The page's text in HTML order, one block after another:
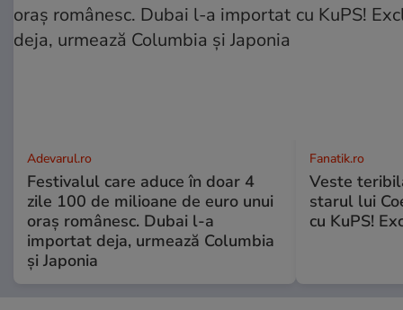
Adevarul.ro
Festivalul care aduce în doar 4
zile 100 de milioane de euro unui
oraș românesc. Dubai l-a
importat deja, urmează Columbia
și Japonia
Fanatik.ro
Veste
starul lui
cu KuPS!